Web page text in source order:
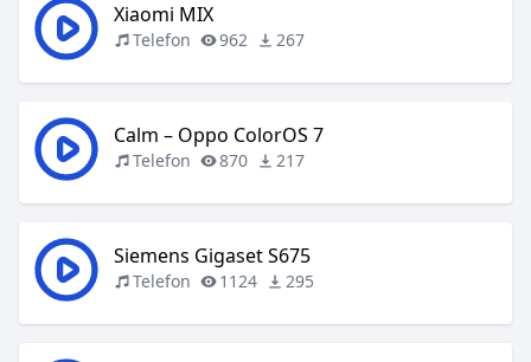
Xiaomi MIX
Telefon 962 267
Calm – Oppo ColorOS 7
Telefon 870 217
Siemens Gigaset S675
Telefon 1124 295